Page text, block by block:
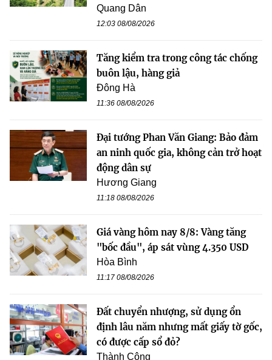
Quang Dân
12:03 08/08/2026
Tăng kiểm tra trong công tác chống
buôn lậu, hàng giả
Đông Hà
11:36 08/08/2026
Đại tướng Phan Văn Giang: Bảo đảm
an ninh quốc gia, không cản trở hoạt
động dân sự
Hương Giang
11:18 08/08/2026
Giá vàng hôm nay 8/8: Vàng tăng
"bốc đầu", áp sát vùng 4.350 USD
Hòa Bình
11:17 08/08/2026
Đất chuyển nhượng, sử dụng ổn
định lâu năm nhưng mất giấy tờ gốc,
có được cấp sổ đỏ?
Thành Công